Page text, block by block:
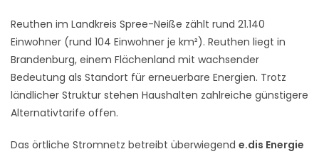
Reuthen im Landkreis Spree-Neiße zählt rund 21.140
Einwohner (rund 104 Einwohner je km²). Reuthen liegt in
Brandenburg, einem Flächenland mit wachsender
Bedeutung als Standort für erneuerbare Energien. Trotz
ländlicher Struktur stehen Haushalten zahlreiche günstigere
Alternativtarife offen.
Das örtliche Stromnetz betreibt überwiegend e.dis Energie